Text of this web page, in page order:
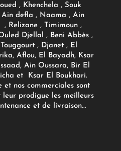
, Khenchela , Souk
defla , Naama , Ain
Relizane , Timimoun ,
Djellal , Beni Abbès ,
, Djanet , El
Aflou, El Bayadh, Ksar
Ain Oussara, Bir El
et Ksar El Boukhari.
nos commerciales sont
leur prodigue les meilleurs
et de livraison...